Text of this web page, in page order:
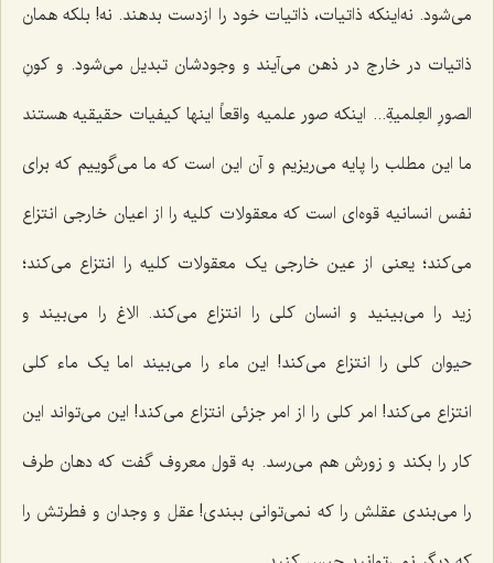
می‌شود. نه‌اینکه ذاتیات، ذاتیات خود را ازدست بدهند. نه! بلکه همان
ذاتیات در خارج در ذهن می‌آیند و وجودشان تبدیل می‌شود. و کونِ
الصورِ العِلمیةِ... اینکه صور علمیه واقعاً اینها کیفیات حقیقیه هستند
ما این مطلب را پایه می‌ریزیم و آن این است که ما می‌گوییم که برای
نفس انسانیه قوه‌ای است که معقولات کلیه را از اعیان خارجی انتزاع
می‌کند؛ یعنی از عین خارجی یک معقولات کلیه را انتزاع می‌کند؛
زید را می‌بینید و انسان کلی را انتزاع می‌کند. الاغ را می‌بیند و
حیوان کلی را انتزاع می‌کند! این ماء را می‌بیند اما یک ماء کلی
انتزاع می‌کند! امر کلی را از امر جزئی انتزاع می‌کند! این می‌تواند این
کار را بکند و زورش هم می‌رسد. به قول معروف گفت که دهان طرف
را می‌بندی عقلش را که نمی‌توانی ببندی! عقل و وجدان و فطرتش را